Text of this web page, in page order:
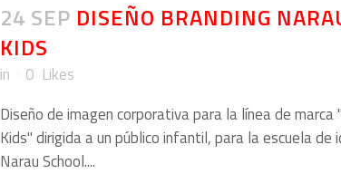
24 SEP DISEÑO BRANDING
KIDS
in 0 Likes
Diseño de imagen corporativa para la línea de marca
Kids" dirigida a un público infantil, para la escuela de
Narau School....